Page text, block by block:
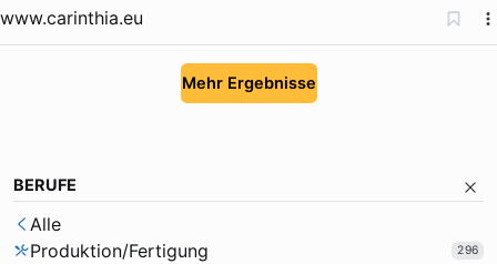
www.carinthia.eu
Mehr Ergebnisse
BERUFE
Alle
Produktion/Fertigung
296